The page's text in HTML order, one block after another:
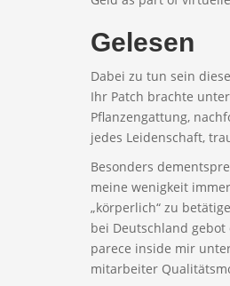
Gelesen
Dabei zu tun sein
Ihr Patch brachte
Pflanzengattung,
jedes Leidenschaft,
Besonders
meine wenigkeit
„körperlich“ zu
bei Deutschland
parece inside mir
mitarbeiter